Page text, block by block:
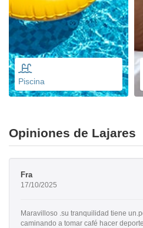
Piscina
Opiniones de Lajares
Fra
17/10/2025
Maravilloso .su tranquilidad tiene
caminando a tomar café hacer